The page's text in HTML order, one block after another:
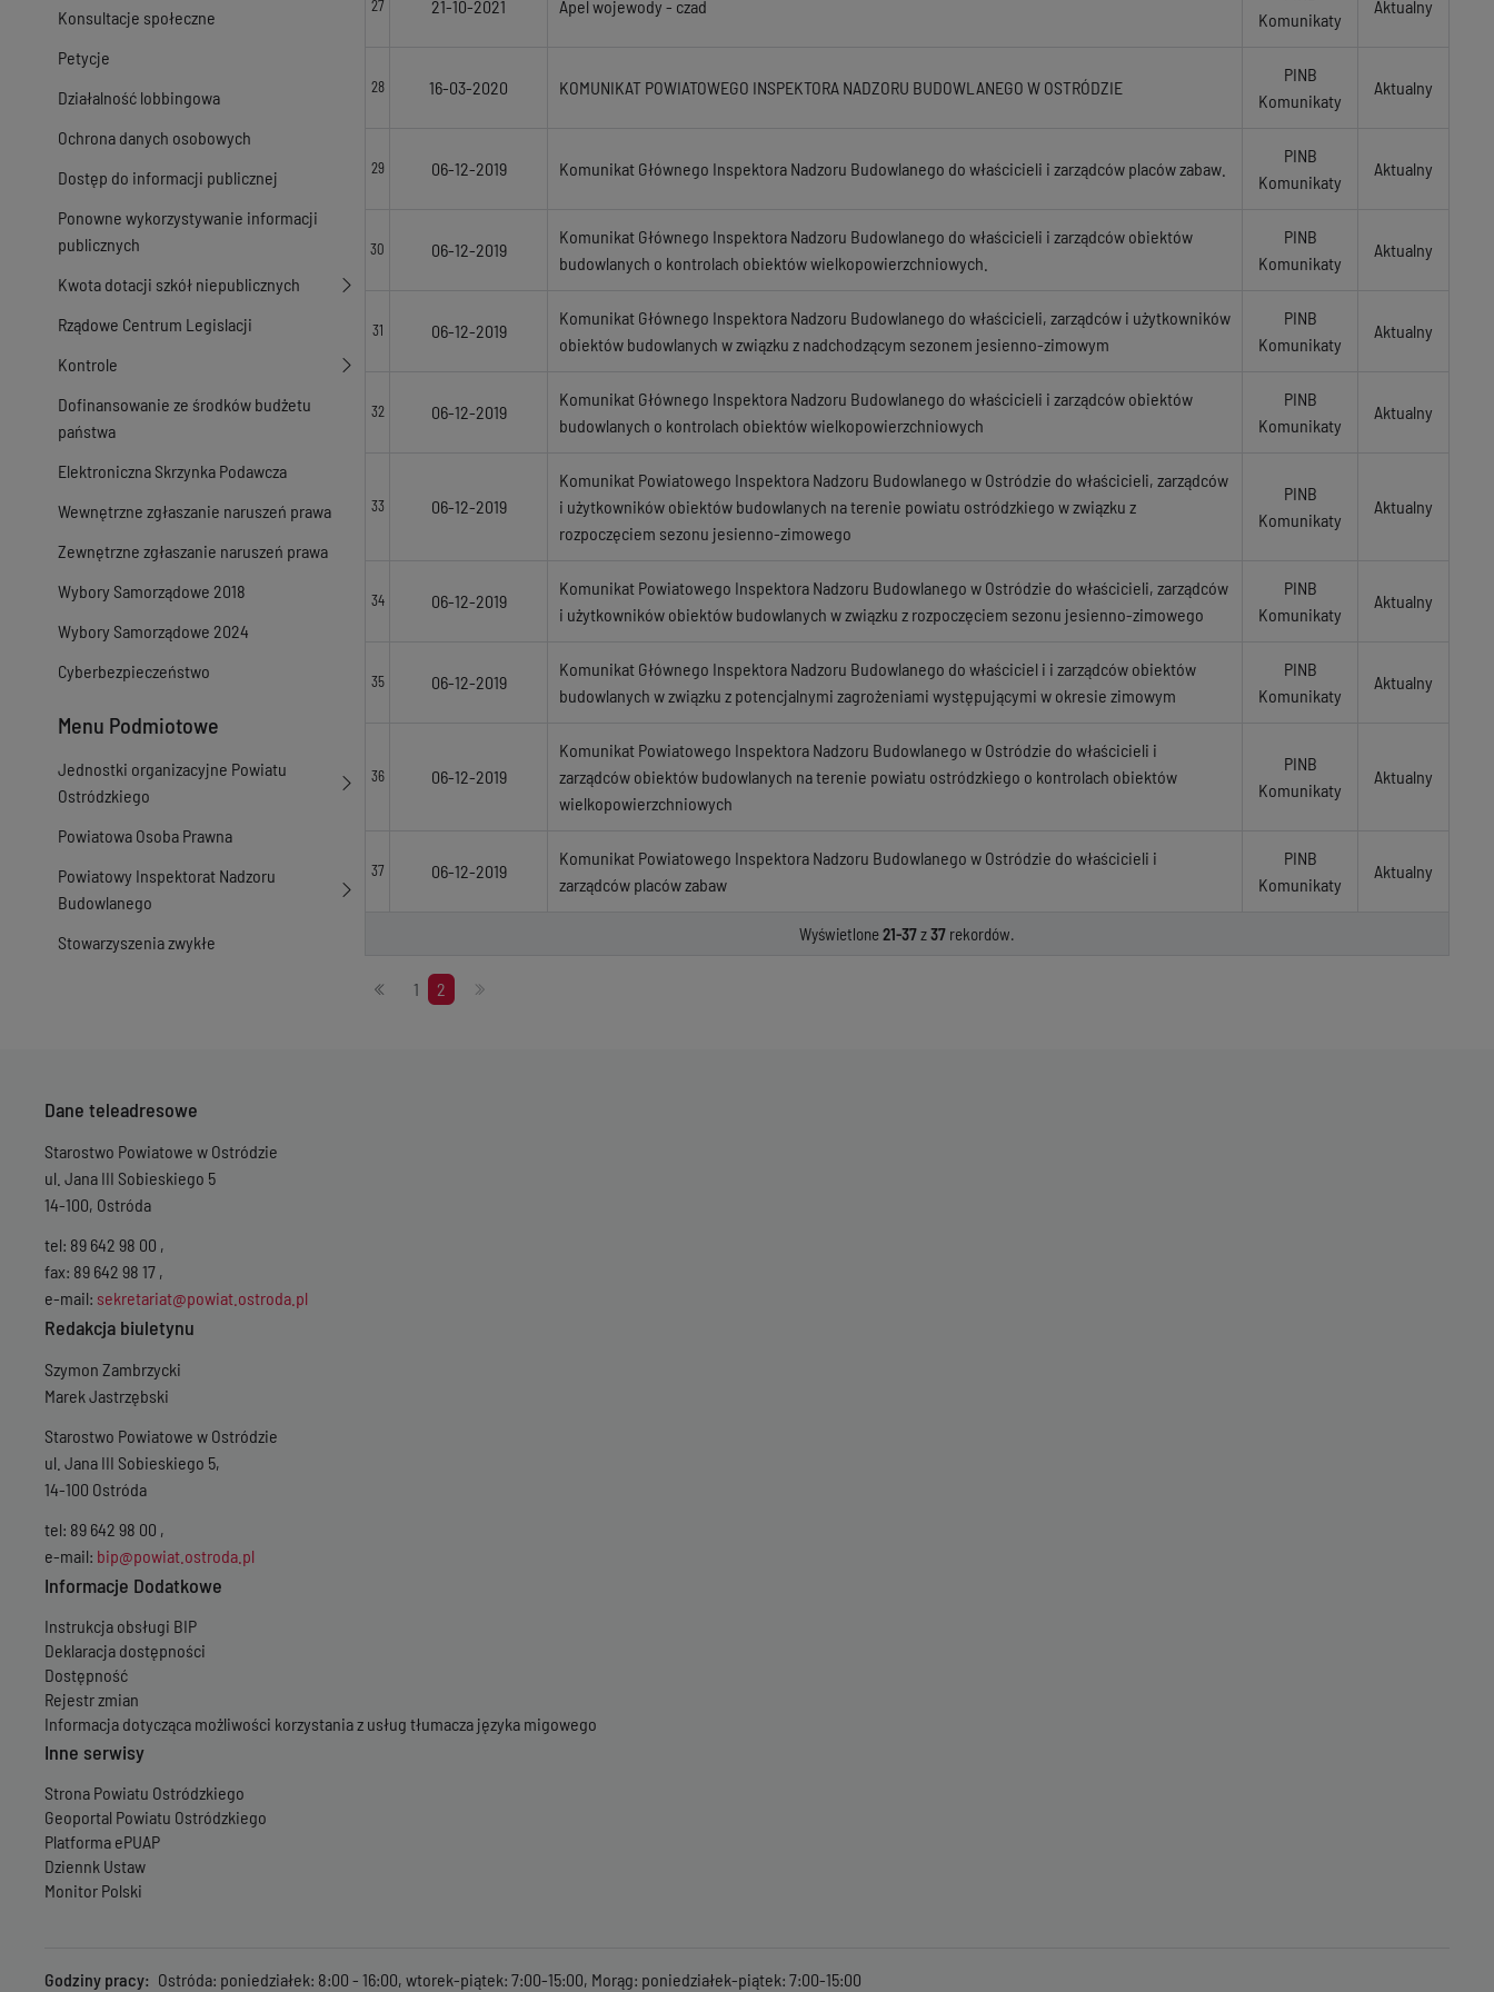
Konsultacje społeczne
Petycje
Działalność lobbingowa
Ochrona danych osobowych
Dostęp do informacji publicznej
Ponowne wykorzystywanie informacji
publicznych
Kwota dotacji szkół niepublicznych
Rządowe Centrum Legislacji
Kontrole
Dofinansowanie ze środków budżetu
państwa
Elektroniczna Skrzynka Podawcza
Wewnętrzne zgłaszanie naruszeń prawa
Zewnętrzne zgłaszanie naruszeń prawa
Wybory Samorządowe 2018
Wybory Samorządowe 2024
Cyberbezpieczeństwo
Menu Podmiotowe
Jednostki organizacyjne Powiatu
Ostródzkiego
Powiatowa Osoba Prawna
Powiatowy Inspektorat Nadzoru
Budowlanego
Stowarzyszenia zwykłe
27 21-10-2021 Apel wojewody - czad
Komunikaty
Aktualny
28 16-03-2020 KOMUNIKAT POWIATOWEGO INSPEKTORA NADZORU BUDOWLANEGO W OSTRÓDZIE
PINB
Komunikaty
Aktualny
29 06-12-2019 Komunikat Głównego Inspektora Nadzoru Budowlanego do właścicieli i zarządców placów zabaw.
PINB
Komunikaty
Aktualny
30 06-12-2019
Komunikat Głównego Inspektora Nadzoru Budowlanego do właścicieli i zarządców obiektów
budowlanych o kontrolach obiektów wielkopowierzchniowych.
PINB
Komunikaty
Aktualny
31 06-12-2019
Komunikat Głównego Inspektora Nadzoru Budowlanego do właścicieli, zarządców i użytkowników
obiektów budowlanych w związku z nadchodzącym sezonem jesienno-zimowym
PINB
Komunikaty
Aktualny
32 06-12-2019
Komunikat Głównego Inspektora Nadzoru Budowlanego do właścicieli i zarządców obiektów
budowlanych o kontrolach obiektów wielkopowierzchniowych
PINB
Komunikaty
Aktualny
33 06-12-2019
Komunikat Powiatowego Inspektora Nadzoru Budowlanego w Ostródzie do właścicieli, zarządców
i użytkowników obiektów budowlanych na terenie powiatu ostródzkiego w związku z
rozpoczęciem sezonu jesienno-zimowego
PINB
Komunikaty
Aktualny
34 06-12-2019
Komunikat Powiatowego Inspektora Nadzoru Budowlanego w Ostródzie do właścicieli, zarządców
i użytkowników obiektów budowlanych w związku z rozpoczęciem sezonu jesienno-zimowego
PINB
Komunikaty
Aktualny
35 06-12-2019
Komunikat Głównego Inspektora Nadzoru Budowlanego do właściciel i i zarządców obiektów
budowlanych w związku z potencjalnymi zagrożeniami występującymi w okresie zimowym
PINB
Komunikaty
Aktualny
36 06-12-2019
Komunikat Powiatowego Inspektora Nadzoru Budowlanego w Ostródzie do właścicieli i
zarządców obiektów budowlanych na terenie powiatu ostródzkiego o kontrolach obiektów
wielkopowierzchniowych
PINB
Komunikaty
Aktualny
37 06-12-2019
Komunikat Powiatowego Inspektora Nadzoru Budowlanego w Ostródzie do właścicieli i
zarządców placów zabaw
PINB
Komunikaty
Aktualny
Wyświetlone21-37z37 rekordów.
Stronicowanie
1 2
Dane teleadresowe
Starostwo Powiatowe w Ostródzie
ul. Jana III Sobieskiego 5
14-100, Ostróda
tel: 89 642 98 00 ,
fax: 89 642 98 17 ,
e-mail: sekretariat@powiat.ostroda.pl
Redakcja biuletynu
Szymon Zambrzycki
Marek Jastrzębski
Starostwo Powiatowe w Ostródzie
ul. Jana III Sobieskiego 5,
14-100 Ostróda
tel: 89 642 98 00 ,
e-mail: bip@powiat.ostroda.pl
Informacje Dodatkowe
Instrukcja obsługi BIP
Deklaracja dostępności
Dostępność
Rejestr zmian
Informacja dotycząca możliwości korzystania z usług tłumacza języka migowego
Inne serwisy
Strona Powiatu Ostródzkiego
Geoportal Powiatu Ostródzkiego
Platforma ePUAP
Dziennk Ustaw
Monitor Polski
Godziny pracy Ostróda: poniedziałek: 8:00 - 16:00, wtorek-piątek: 7:00-15:00, Morąg: poniedziałek-piątek: 7:00-15:00